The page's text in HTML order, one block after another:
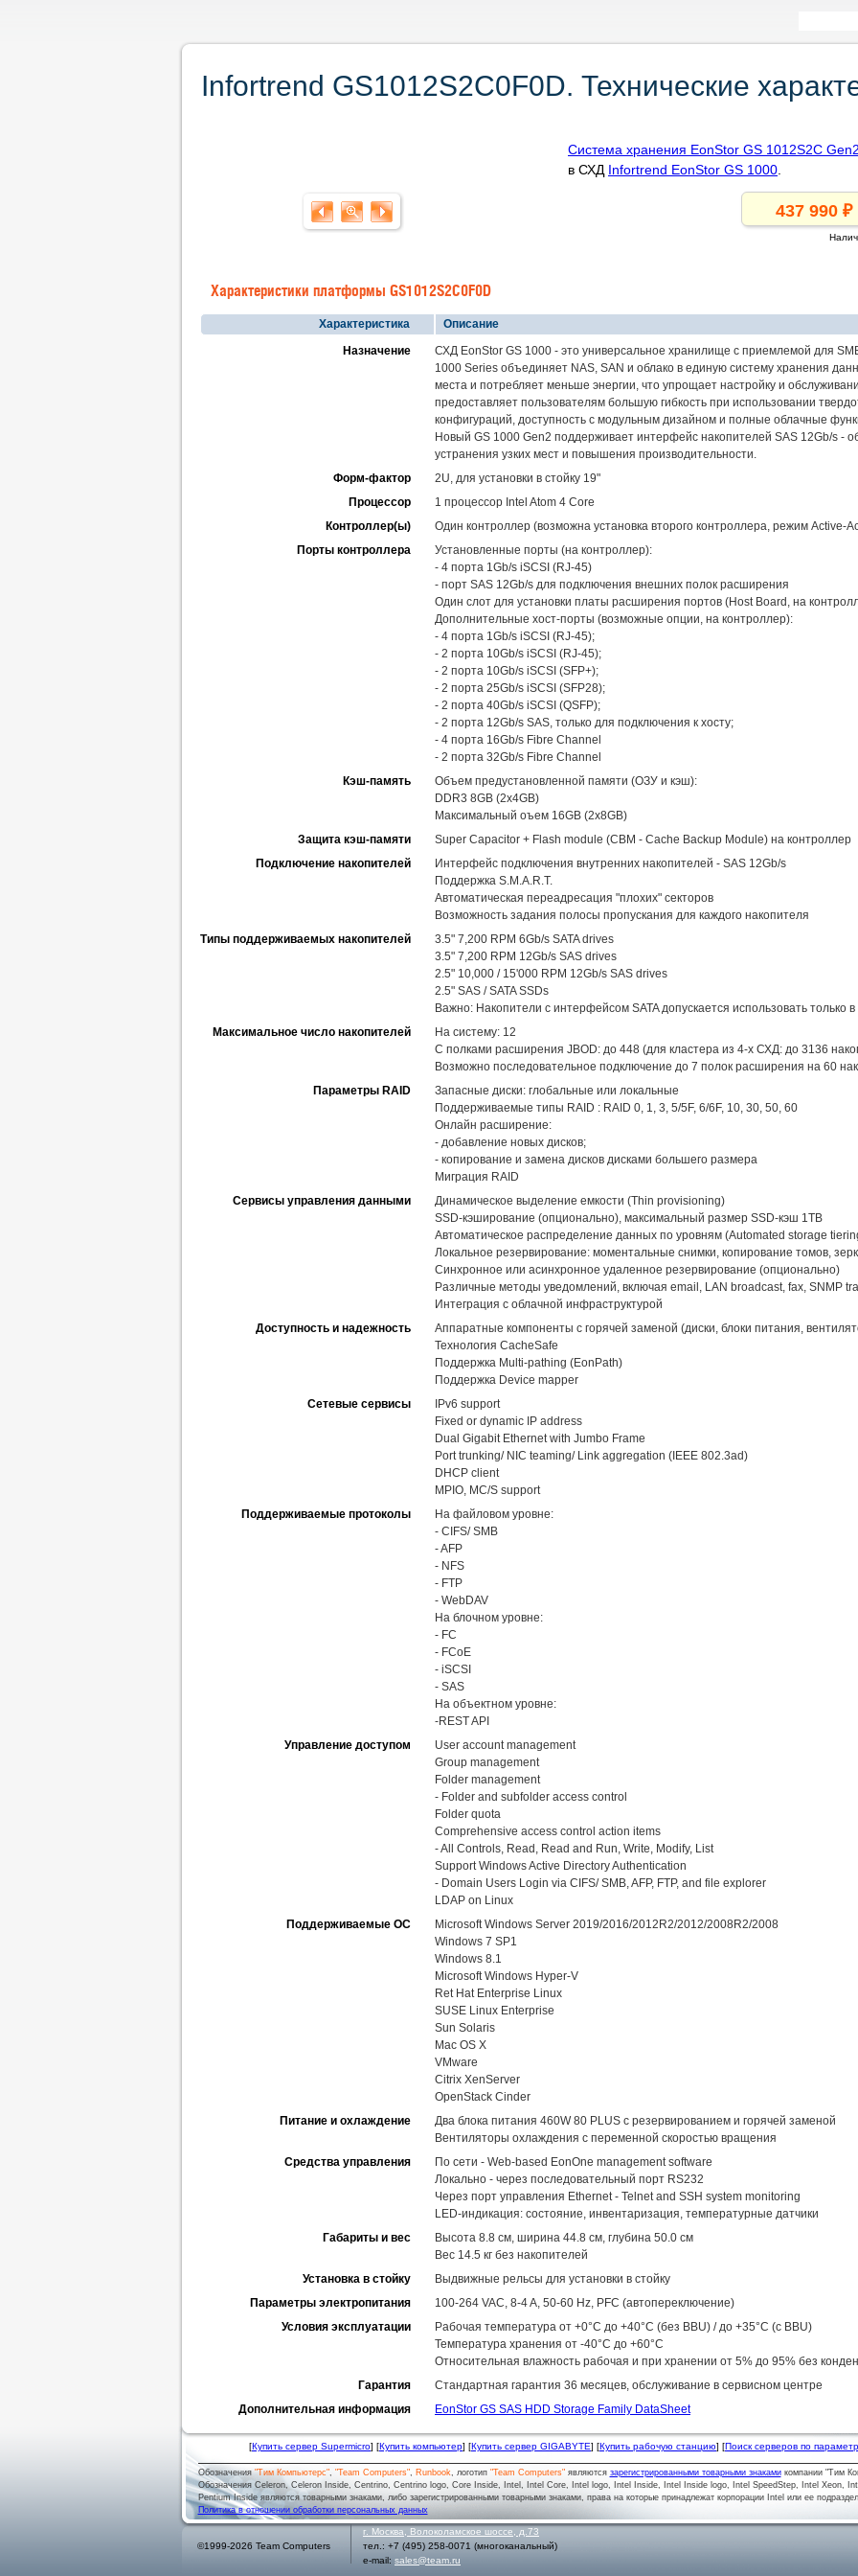
Infortrend GS1012S2C0F0D. Технические
Система хранения EonStor GS 1012S2C Gen2
в СХД Infortrend EonStor GS 1000
Характеристики платформы GS1012S2C0F0D
Характеристика
Описание
Назначение
СХД EonStor GS 1000 - это универсальное хранилище с приемлемой для
1000 Series объединяет NAS, SAN и облако в единую систему хранения
места и потребляет меньше энергии, что упрощает настройку и
предоставляет пользователям большую гибкость при использовании
конфигураций, доступность с модульным дизайном и полные облачные
Новый GS 1000 Gen2 поддерживает интерфейс накопителей SAS 12Gb/s -
устранения узких мест и повышения производительности.
Форм-фактор
2U, для установки в стойку 19"
Процессор
1 процессор Intel Atom 4 Core
Контроллер(ы)
Один контроллер (возможна установка второго контроллера, режим Active-
Порты контроллера
Установленные порты (на контроллер):
- 4 порта 1Gb/s iSCSI (RJ-45)
- порт SAS 12Gb/s для подключения внешних полок расширения
Один слот для установки платы расширения портов (Host Board, на
Дополнительные хост-порты (возможные опции, на контроллер):
- 4 порта 1Gb/s iSCSI (RJ-45);
- 2 порта 10Gb/s iSCSI (RJ-45);
- 2 порта 10Gb/s iSCSI (SFP+);
- 2 порта 25Gb/s iSCSI (SFP28);
- 2 порта 40Gb/s iSCSI (QSFP);
- 2 порта 12Gb/s SAS, только для подключения к хосту;
- 4 порта 16Gb/s Fibre Channel
- 2 порта 32Gb/s Fibre Channel
Кэш-память
Объем предустановленной памяти (ОЗУ и кэш):
DDR3 8GB (2x4GB)
Максимальный оъем 16GB (2x8GB)
Защита кэш-памяти
Super Capacitor + Flash module (CBM - Cache Backup Module) на контроллер
Подключение накопителей
Интерфейс подключения внутренних накопителей - SAS 12Gb/s
Поддержка S.M.A.R.T.
Автоматическая переадресация "плохих" секторов
Возможность задания полосы пропускания для каждого накопителя
Типы поддерживаемых накопителей
3.5" 7,200 RPM 6Gb/s SATA drives
3.5" 7,200 RPM 12Gb/s SAS drives
2.5" 10,000 / 15'000 RPM 12Gb/s SAS drives
2.5" SAS / SATA SSDs
Важно: Накопители с интерфейсом SATA допускается использовать только
Максимальное число накопителей
На систему: 12
С полками расширения JBOD: до 448 (для кластера из 4-х СХД: до 3136
Возможно последовательное подключение до 7 полок расширения на 60
Параметры RAID
Запасные диски: глобальные или локальные
Поддерживаемые типы RAID : RAID 0, 1, 3, 5/5F, 6/6F, 10, 30, 50, 60
Онлайн расширение:
- добавление новых дисков;
- копирование и замена дисков дисками большего размера
Миграция RAID
Сервисы управления данными
Динамическое выделение емкости (Thin provisioning)
SSD-кэширование (опционально), максимальный размер SSD-кэш 1TB
Автоматическое распределение данных по уровням (Automated storage
Локальное резервирование: моментальные снимки, копирование томов,
Синхронное или асинхронное удаленное резервирование (опционально)
Различные методы уведомлений, включая email, LAN broadcast, fax, SNMP
Интеграция с облачной инфраструктурой
Доступность и надежность
Аппаратные компоненты с горячей заменой (диски, блоки питания,
Технология CacheSafe
Поддержка Multi-pathing (EonPath)
Поддержка Device mapper
Сетевые сервисы
IPv6 support
Fixed or dynamic IP address
Dual Gigabit Ethernet with Jumbo Frame
Port trunking/ NIC teaming/ Link aggregation (IEEE 802.3ad)
DHCP client
MPIO, MC/S support
Поддерживаемые протоколы
На файловом уровне:
- CIFS/ SMB
- AFP
- NFS
- FTP
- WebDAV
На блочном уровне:
- FC
- FCoE
- iSCSI
- SAS
На объектном уровне:
-REST API
Управление доступом
User account management
Group management
Folder management
- Folder and subfolder access control
Folder quota
Comprehensive access control action items
- All Controls, Read, Read and Run, Write, Modify, List
Support Windows Active Directory Authentication
- Domain Users Login via CIFS/ SMB, AFP, FTP, and file explorer
LDAP on Linux
Поддерживаемые ОС
Microsoft Windows Server 2019/2016/2012R2/2012/2008R2/2008
Windows 7 SP1
Windows 8.1
Microsoft Windows Hyper-V
Ret Hat Enterprise Linux
SUSE Linux Enterprise
Sun Solaris
Mac OS X
VMware
Citrix XenServer
OpenStack Cinder
Питание и охлаждение
Два блока питания 460W 80 PLUS с резервированием и горячей заменой
Вентиляторы охлаждения с переменной скоростью вращения
Средства управления
По сети - Web-based EonOne management software
Локально - через последовательный порт RS232
Через порт управления Ethernet - Telnet and SSH system monitoring
LED-индикация: состояние, инвентаризация, температурные датчики
Габариты и вес
Высота 8.8 см, ширина 44.8 см, глубина 50.0 см
Вес 14.5 кг без накопителей
Установка в стойку
Выдвижные рельсы для установки в стойку
Параметры электропитания
100-264 VAC, 8-4 A, 50-60 Hz, PFC (автопереключение)
Условия эксплуатации
Рабочая температура от +0°C до +40°C (без BBU) / до +35°C (с BBU)
Температура хранения от -40°C до +60°C
Относительная влажность рабочая и при хранении от 5% до 95% без
Гарантия
Стандартная гарантия 36 месяцев, обслуживание в сервисном центре
Дополнительная информация
EonStor GS SAS HDD Storage Family DataSheet
[Купить сервер Supermicro] [Купить компьютер] [Купить сервер GIGABYTE] [Купить рабочую станцию] [Поиск серверов по
Обозначения"Тим Компьютерс", "Team Computers", Runbook, логотип "Team Computers"являются зарегистрированными товарными знакамикомпании "Тим
Обозначения Celeron, Celeron Inside, Centrino, Centrino logo, Core Inside, Intel, Intel Core, Intel logo, Intel Inside, Intel Inside logo, Intel SpeedStep, Intel Xeon,
Pentium Inside являются товарными знаками, либо зарегистрированными товарными знаками, права на которые принадлежат корпорации Intel или ее
Политика в отношении обработки персональных данных
©1999-2026 Team Computers
г. Москва
Волоколамское шоссе, д.73
тел.: +7 (495) 258-0071 (многоканальный)
e-mail: sales@team.ru